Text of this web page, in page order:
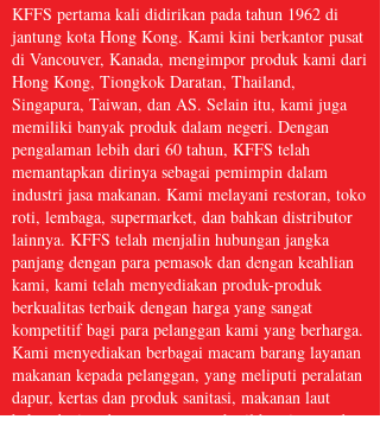
KFFS pertama kali didirikan pada tahun 1962 di
jantung kota Hong Kong. Kami kini berkantor pusat
di Vancouver, Kanada, mengimpor produk kami dari
Hong Kong, Tiongkok Daratan, Thailand,
Singapura, Taiwan, dan AS. Selain itu, kami juga
memiliki banyak produk dalam negeri. Dengan
pengalaman lebih dari 60 tahun, KFFS telah
memantapkan dirinya sebagai pemimpin dalam
industri jasa makanan. Kami melayani restoran, toko
roti, lembaga, supermarket, dan bahkan distributor
lainnya. KFFS telah menjalin hubungan jangka
panjang dengan para pemasok dan dengan keahlian
kami, kami telah menyediakan produk-produk
berkualitas terbaik dengan harga yang sangat
kompetitif bagi para pelanggan kami yang berharga.
Kami menyediakan berbagai macam barang layanan
makanan kepada pelanggan, yang meliputi peralatan
dapur, kertas dan produk sanitasi, makanan laut
beku, daging dan unggas, serta hasil bumi segar dan